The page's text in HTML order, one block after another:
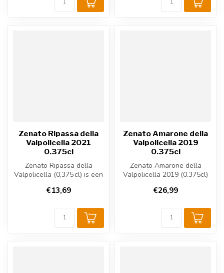
Zenato Ripassa della
Valpolicella 2021
0.375cl
Zenato Ripassa della
Valpolicella (0,375 cl) is een
€13,69
Zenato Amarone della
Valpolicella 2019
0.375cl
Zenato Amarone della
Valpolicella 2019 (0.375cl)
rod...
€26,99